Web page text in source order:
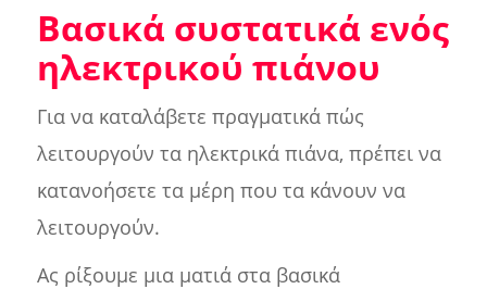
Βασικά συστατικά ενός
ηλεκτρικού πιάνου
Για να καταλάβετε πραγματικά πώς
λειτουργούν τα ηλεκτρικά πιάνα, πρέπει να
κατανοήσετε τα μέρη που τα κάνουν να
λειτουργούν.
Ας ρίξουμε μια ματιά στα βασικά